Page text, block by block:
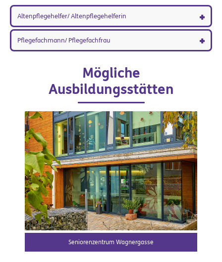
Altenpflegehelfer/ Altenpflegehelferin
Pflegefachmann/ Pflegefachfrau
Mögliche
Ausbildungsstätten
Seniorenzentrum Wagnergasse